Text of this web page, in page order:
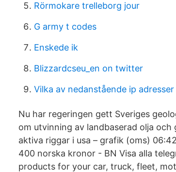
Rörmokare trelleborg jour
G army t codes
Enskede ik
Blizzardcseu_en on twitter
Vilka av nedanstående ip
Nu har regeringen gett Sveriges
om utvinning av landbaserad olja och
aktiva riggar i usa – grafik (oms)
400 norska kronor - BN Visa alla
products for your car, truck, fleet,